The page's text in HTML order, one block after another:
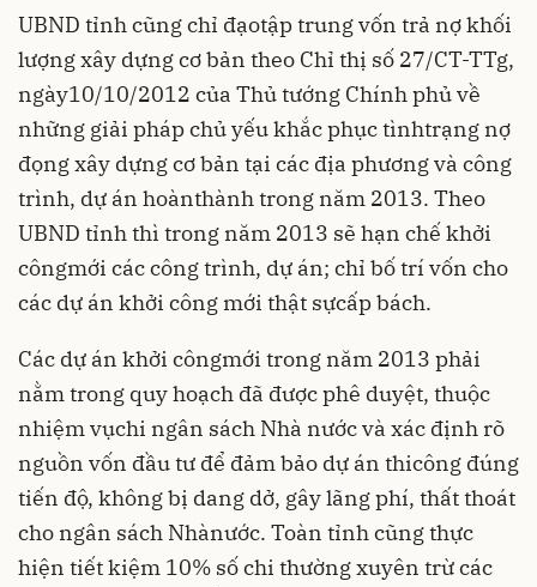
UBND tỉnh cũng chỉ đạotập trung vốn trả nợ khối
lượng xây dựng cơ bản theo Chỉ thị số 27/CT-TTg,
ngày10/10/2012 của Thủ tướng Chính phủ về
những giải pháp chủ yếu khắc phục tìnhtrạng nợ
đọng xây dựng cơ bản tại các địa phương và công
trình, dự án hoànthành trong năm 2013. Theo
UBND tỉnh thì trong năm 2013 sẽ hạn chế khởi
côngmới các công trình, dự án; chỉ bố trí vốn cho
các dự án khởi công mới thật sựcấp bách.
Các dự án khởi côngmới trong năm 2013 phải
nằm trong quy hoạch đã được phê duyệt, thuộc
nhiệm vụchi ngân sách Nhà nước và xác định rõ
nguồn vốn đầu tư để đảm bảo dự án thicông đúng
tiến độ, không bị dang dở, gây lãng phí, thất thoát
cho ngân sách Nhànước. Toàn tỉnh cũng thực
hiện tiết kiệm 10% số chi thường xuyên trừ các